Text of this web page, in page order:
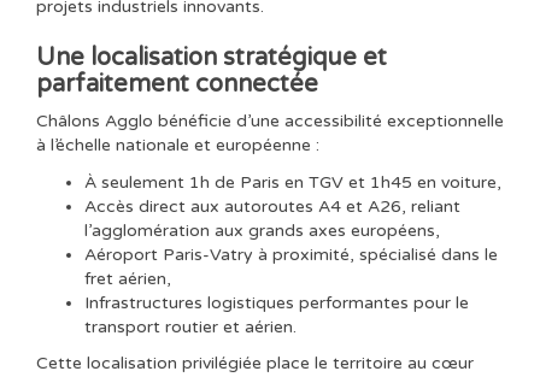
projets industriels innovants.
Une localisation stratégique et
parfaitement connectée
Châlons Agglo bénéficie d’une accessibilité exceptionnelle
à l’échelle nationale et européenne :
À seulement 1h de Paris en TGV et 1h45 en voiture,
Accès direct aux autoroutes A4 et A26, reliant
l’agglomération aux grands axes européens,
Aéroport Paris-Vatry à proximité, spécialisé dans le
fret aérien,
Infrastructures logistiques performantes pour le
transport routier et aérien.
Cette localisation privilégiée place le territoire au cœur